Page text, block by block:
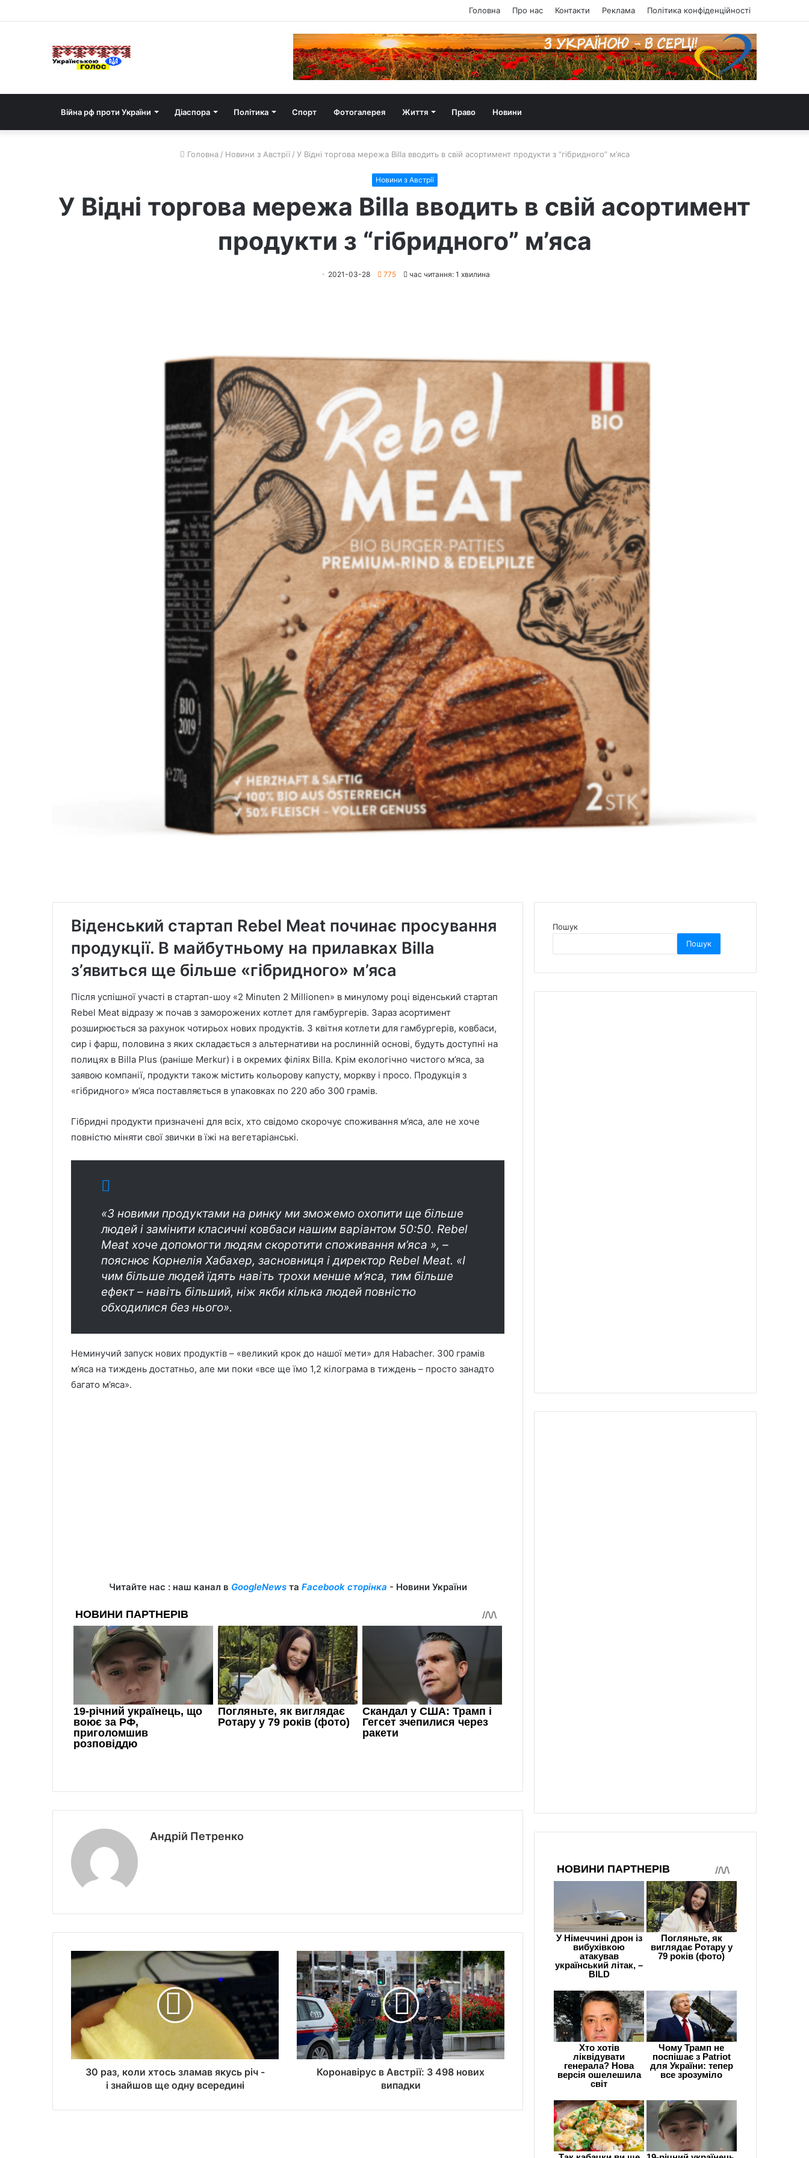
Головна Про нас Контакти Реклама Політика конфіденційності
Війна рф проти України Діаспора Політика Спорт Фотогалерея Життя Право Новини
Головна / Новини з Австрії / У Відні торгова мережа Billa вводить в свій асортимент продукти з “гібридного” м’яса
Новини з Австрії
У Відні торгова мережа Billa вводить в свій асортимент
продукти з “гібридного” м’яса
2021-03-28 775 час читання: 1 хвилина
Віденський стартап Rebel Meat починає просування
продукції. В майбутньому на прилавках Billa
з’явиться ще більше «гібридного» м’яса
Після успішної участі в стартап-шоу «2 Minuten 2 Millionen» в минулому році віденський стартап
Rebel Meat відразу ж почав з заморожених котлет для гамбургерів. Зараз асортимент
розширюється за рахунок чотирьох нових продуктів. З квітня котлети для гамбургерів, ковбаси,
сир і фарш, половина з яких складається з альтернативи на рослинній основі, будуть доступні на
полицях в Billa Plus (раніше Merkur) і в окремих філіях Billa. Крім екологічно чистого м’яса, за
заявою компанії, продукти також містить кольорову капусту, моркву і просо. Продукція з
«гібридного» м’яса поставляється в упаковках по 220 або 300 грамів.
Гібридні продукти призначені для всіх, хто свідомо скорочує споживання м’яса, але не хоче
повністю міняти свої звички в їжі на вегетаріанські.
«З новими продуктами на ринку ми зможемо охопити ще більше
людей і замінити класичні ковбаси нашим варіантом 50:50. Rebel
Meat хоче допомогти людям скоротити споживання м’яса », –
пояснює Корнелія Хабахер, засновниця і директор Rebel Meat. «І
чим більше людей їдять навіть трохи менше м’яса, тим більше
ефект – навіть більший, ніж якби кілька людей повністю
обходилися без нього».
Неминучий запуск нових продуктів – «великий крок до нашої мети» для Habacher. 300 грамів
м’яса на тиждень достатньо, але ми поки «все ще їмо 1,2 кілограма в тиждень – просто занадто
багато м’яса».
Читайте нас : наш канал в GoogleNewsта Facebook сторінка - Новини України
Андрій Петренко
30 раз, коли хтось зламав якусь річ -
і знайшов ще одну всередині
Коронавірус в Австрії: 3 498 нових
випадки
Пошук
Пошук